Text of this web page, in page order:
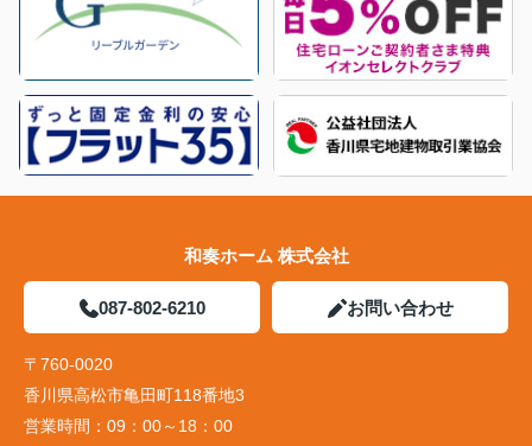
和奏ホーム 株式会社
087-802-6210 お問い合わせ
〒760-0020
香川県高松市亀田町118番地3
営業時間： 09：00～18：00